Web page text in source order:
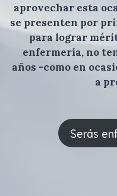
aprovechar esta
se presenten por
para lograr
enfermería, no
años -como en
a
Serás